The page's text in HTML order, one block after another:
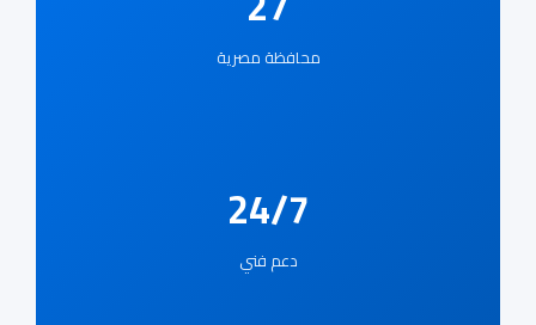
محافظة مصرية